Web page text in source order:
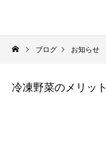
ブログ お知らせ
冷凍野菜のメリット